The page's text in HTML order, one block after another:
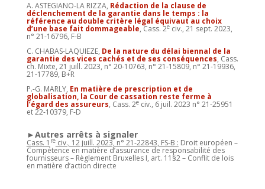
A. ASTEGIANO-LA RIZZA, Rédaction de la clause de
déclenchement de la garantie dans le temps : la
référence au double critère légal équivaut au choix
d’une base fait dommageable, Cass. 2eciv., 21 sept. 2023,
n° 21-16796, F-B
C. CHABAS-LAQUIEZE, De la nature du délai biennal de la
garantie des vices cachés et de ses conséquences, Cass.
ch. Mixte, 21 juill. 2023, n° 20-10763, n° 21-15809, n° 21-19936,
21-17789, B+R
P.-G. MARLY, En matière de prescription et de
globalisation, la Cour de cassation reste ferme à
l’égard des assureurs, Cass. 2eciv., 6 juil. 2023 n° 21-25951
et 22-10379, F-D
►Autres arrêts à signaler
Cass. 1 reciv., 12 juill. 2023, n° 21-22843, FS-B : Droit européen –
Compétence en matière d’assurance de responsabilité des
fournisseurs – Règlement Bruxelles I, art. 11§2 – Conflit de lois
en matière d’action directe